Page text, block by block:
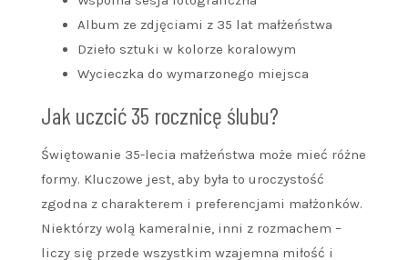
Album ze zdjęciami z 35 lat małżeństwa
Dzieło sztuki w kolorze koralowym
Wycieczka do wymarzonego miejsca
Jak uczcić 35 rocznicę ślubu?
Świętowanie 35-lecia małżeństwa może mieć różne
formy. Kluczowe jest, aby była to uroczystość
zgodna z charakterem i preferencjami małżonków.
Niektórzy wolą kameralnie, inni z rozmachem –
liczy się przede wszystkim wzajemna miłość i